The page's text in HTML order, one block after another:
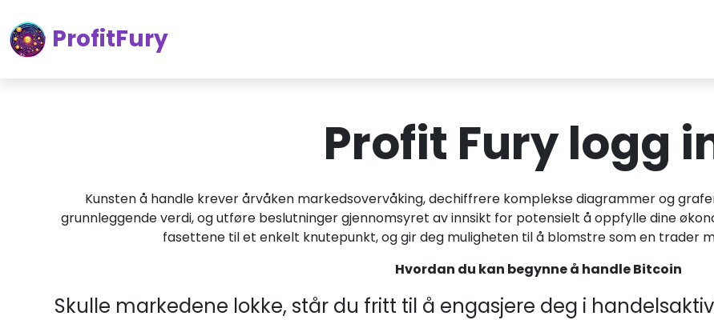
ProfitFury
Profit Fury logg
Kunsten å handle krever årvåken markedsovervåking, dechiffrere komplekse diagrammer og
grunnleggende verdi, og utføre beslutninger gjennomsyret av innsikt for potensielt å oppfylle dine
fasettene til et enkelt knutepunkt, og gir deg muligheten til å blomstre som en trader
Hvordan du kan begynne å handle Bitcoin
Skulle markedene lokke, står du fritt til å engasjere deg i